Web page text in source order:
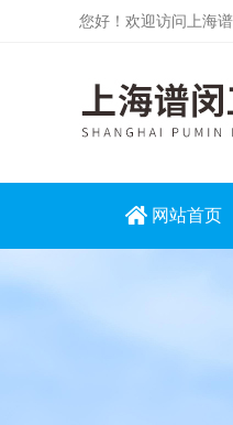
您好！欢迎访问上海
网站首页